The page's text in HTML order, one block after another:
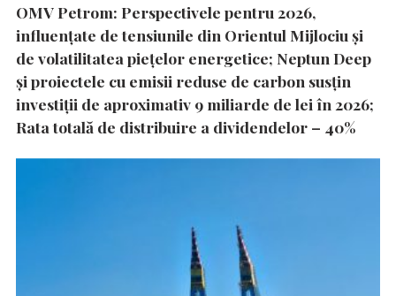
OMV Petrom: Perspectivele pentru 2026,
influențate de tensiunile din Orientul Mijlociu și
de volatilitatea piețelor energetice; Neptun Deep
și proiectele cu emisii reduse de carbon susțin
investiții de aproximativ 9 miliarde de lei în 2026;
Rata totală de distribuire a dividendelor – 40%